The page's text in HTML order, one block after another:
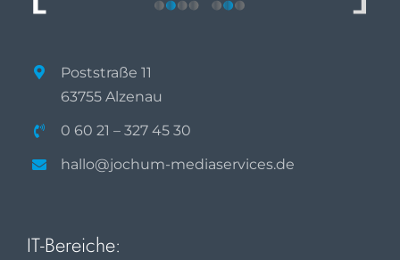
Poststraße 11
63755 Alzenau
0 60 21 – 327 45 30
hallo@jochum-mediaservices.de
IT-Bereiche: